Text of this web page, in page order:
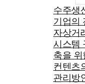
수주생
기업의
자상거
시스템
축을 위
컨텐츠
관리방